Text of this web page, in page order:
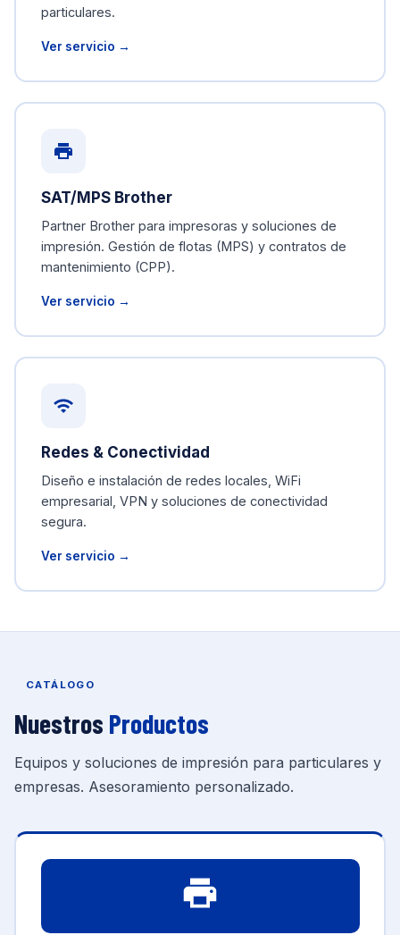
particulares.
Ver servicio →
SAT/MPS Brother
Partner Brother para impresoras y soluciones de
impresión. Gestión de flotas (MPS) y contratos de
mantenimiento (CPP).
Ver servicio →
Redes & Conectividad
Diseño e instalación de redes locales, WiFi
empresarial, VPN y soluciones de conectividad
segura.
Ver servicio →
CATÁLOGO
Nuestros Productos
Equipos y soluciones de impresión para particulares y
empresas. Asesoramiento personalizado.